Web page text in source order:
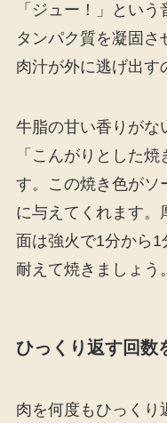
「ジュー！」とい
タンパク質を凝固
肉汁が外に逃げ出す
牛脂の甘い香りがな
「こんがりとした
す。この焼き色がソ
に与えてくれます。
面は強火で1分から1
耐えて焼きましょう。
ひっくり返す回数
肉を何度もひっくり